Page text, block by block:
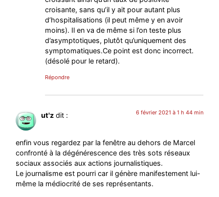
croisante, sans qu’il y ait pour autant plus
d’hospitalisations (il peut même y en avoir
moins). Il en va de même si l’on teste plus
d’asymptotiques, plutôt qu’uniquement des
symptomatiques.Ce point est donc incorrect.
(désolé pour le retard).
Répondre
ut'z dit : 6 février 2021 à 1 h 44 min
enfin vous regardez par la fenêtre au dehors de Marcel
confronté à la dégénérescence des très sots réseaux
sociaux associés aux actions journalistiques.
Le journalisme est pourri car il génère manifestement lui-
même la médiocrité de ses représentants.